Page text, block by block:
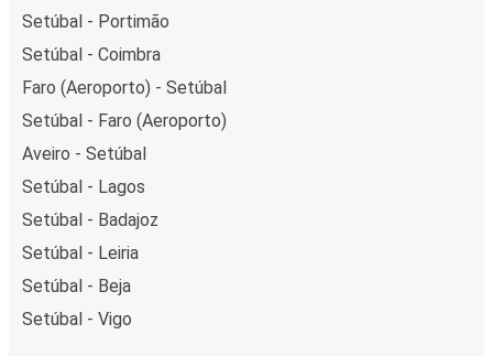
Setúbal - Portimão
Setúbal - Coimbra
Faro (Aeroporto) - Setúbal
Setúbal - Faro (Aeroporto)
Aveiro - Setúbal
Setúbal - Lagos
Setúbal - Badajoz
Setúbal - Leiria
Setúbal - Beja
Setúbal - Vigo